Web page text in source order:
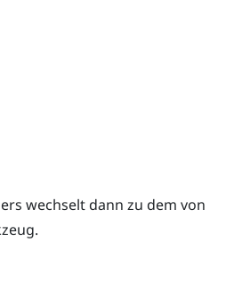
wechselt dann zu dem von